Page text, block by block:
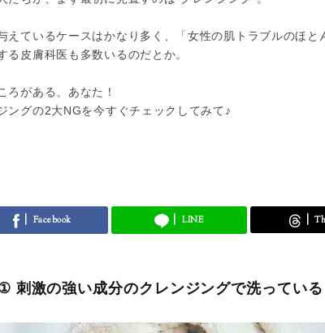
えているケースはかなり多く、「女性の肌トラブルのほと
皮膚科医も多数いるのだとか。
がある、あなた！
ングの2大NGを今すぐチェックしてみて♪
Facebook LINE
刺激の強い成分のクレンジングで洗っている